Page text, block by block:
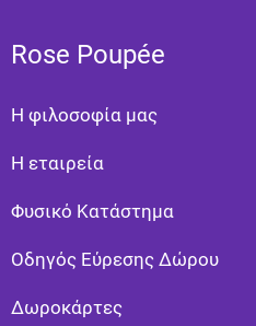
Rose Poupée
Η φιλοσοφία μας
Η εταιρεία
Φυσικό Κατάστημα
Οδηγός Εύρεσης Δώρου
Δωροκάρτες